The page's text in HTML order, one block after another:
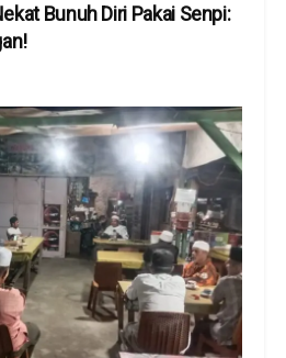
Bunuh Diri Pakai Senpi: